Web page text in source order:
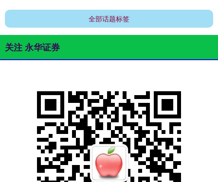
全部话题标签
关注 永华证券